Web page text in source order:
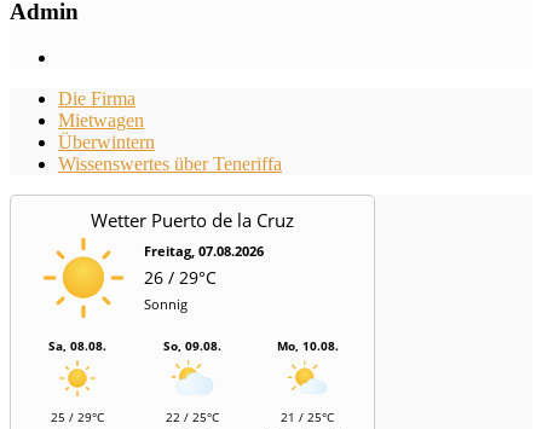
Admin
Die Firma
Mietwagen
Überwintern
Wissenswertes über Teneriffa
Wetter Puerto de la Cruz
Freitag, 07.08.2026
26 / 29°C
Sonnig
Sa, 08.08.
25 / 29°C
So, 09.08.
22 / 25°C
Mo, 10.08.
21 / 25°C